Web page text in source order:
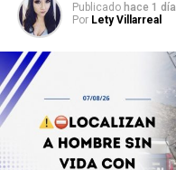
Publicado hace 1 día
Por Lety Villarreal